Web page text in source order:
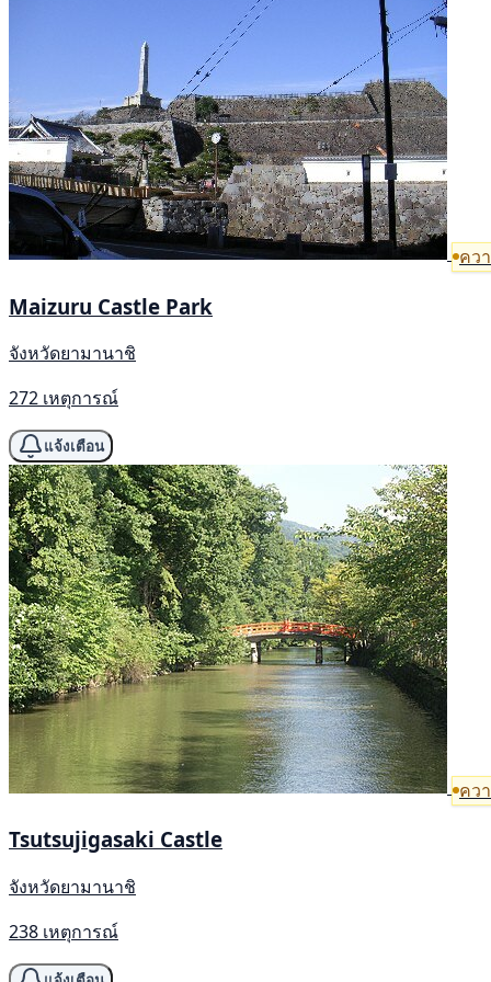
คว
Maizuru Castle Park
จังหวัดยามานาชิ
272 เหตุการณ์
แจ้งเตือน
คว
Tsutsujigasaki Castle
จังหวัดยามานาชิ
238 เหตุการณ์